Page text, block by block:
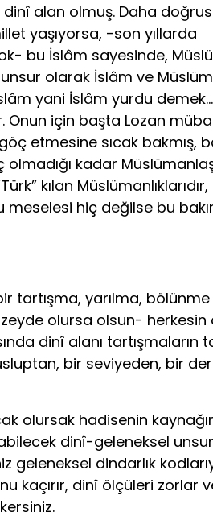
alan olmuş. Daha
yaşıyorsa, -son yıllarda
bu İslâm sayesinde,
olarak İslâm ve
yani İslâm yurdu
için başta Lozan
etmesine sıcak bakmış,
kadar
kılan
meselesi hiç değilse bu
tartışma, yarılma, bölünme
olursa olsun-
dinî alanı tartışmaların
bir seviyeden, bir
olursak hadisenin
dinî-geleneksel
geleneksel dindarlık
kaçırır, dinî ölçüleri zorlar